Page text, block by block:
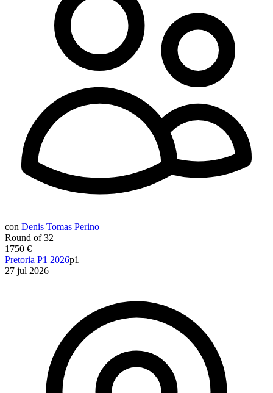
con Denis Tomas Perino
Round of 32
1750 €
Pretoria P1 2026p1
27 jul 2026